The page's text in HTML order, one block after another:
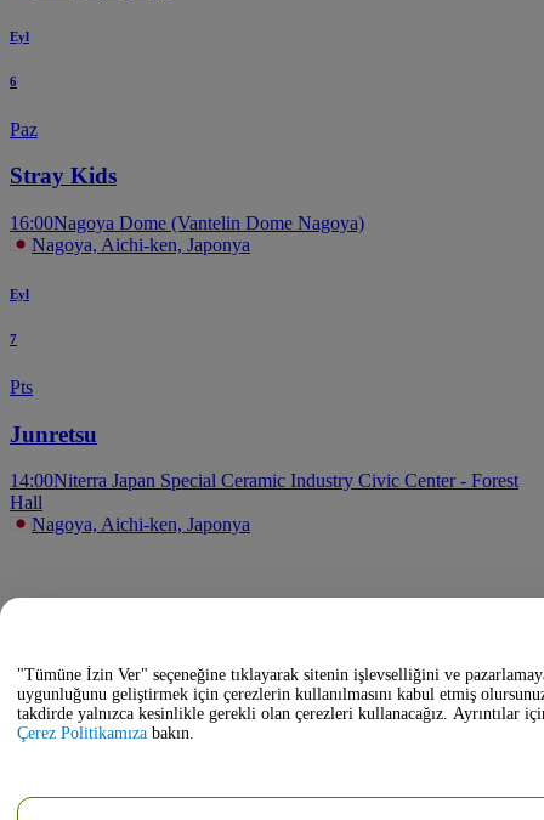
Eyl
6
Paz
Stray Kids
16:00Nagoya Dome (Vantelin Dome Nagoya)
Nagoya, Aichi-ken, Japonya
Eyl
7
Pts
Junretsu
14:00Niterra Japan Special Ceramic Industry Civic Center - Forest
Hall
Nagoya, Aichi-ken, Japonya
"Tümüne İzin Ver" seçeneğine tıklayarak sitenin işlevselliğini ve
uygunluğunu geliştirmek için çerezlerin kullanılmasını kabul etmiş
takdirde yalnızca kesinlikle gerekli olan çerezleri kullanacağız. Ayrıntılar
Çerez Politikamıza bakın.